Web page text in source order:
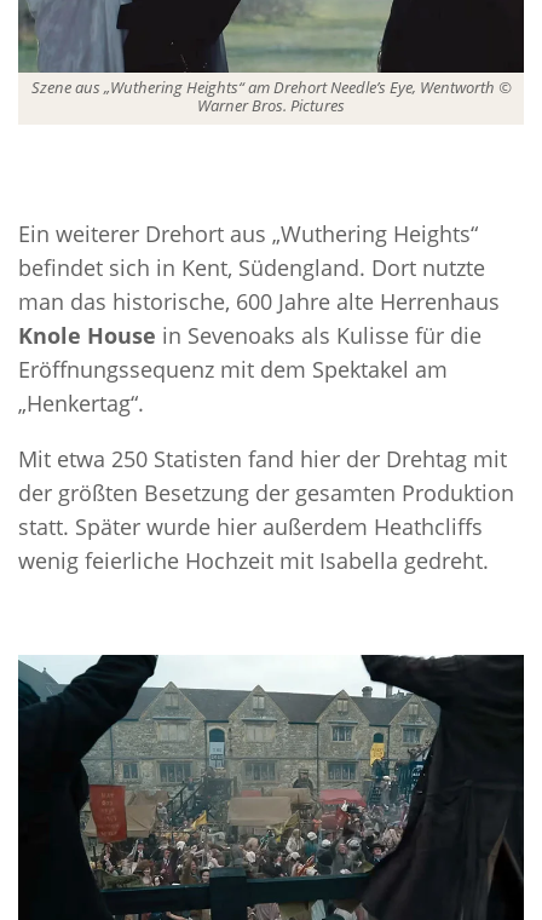
Szene aus „Wuthering Heights“ am Drehort Needle’s Eye, Wentworth ©
Warner Bros. Pictures
Ein weiterer Drehort aus „Wuthering Heights“
befindet sich in Kent, Südengland. Dort nutzte
man das historische, 600 Jahre alte Herrenhaus
Knole House in Sevenoaks als Kulisse für die
Eröffnungssequenz mit dem Spektakel am
„Henkertag“.
Mit etwa 250 Statisten fand hier der Drehtag mit
der größten Besetzung der gesamten Produktion
statt. Später wurde hier außerdem Heathcliffs
wenig feierliche Hochzeit mit Isabella gedreht.